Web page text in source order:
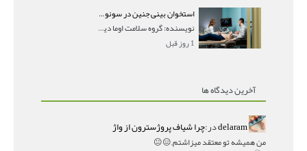
استخوان بینی جنین در سونوگرافی؛ دیده نشدن یا دیر تشکیل شدن آن چه معنایی دارد؟
نویسنده: گروه سلامت اوما دیده نشدن استخوان بینی جن
1 روز قبل
آخرین دیدگاه ها
delaramدر:چرا شیاف پروژسترون از واژ
من همیشه تو معتقد میزاشتم,,😑😐